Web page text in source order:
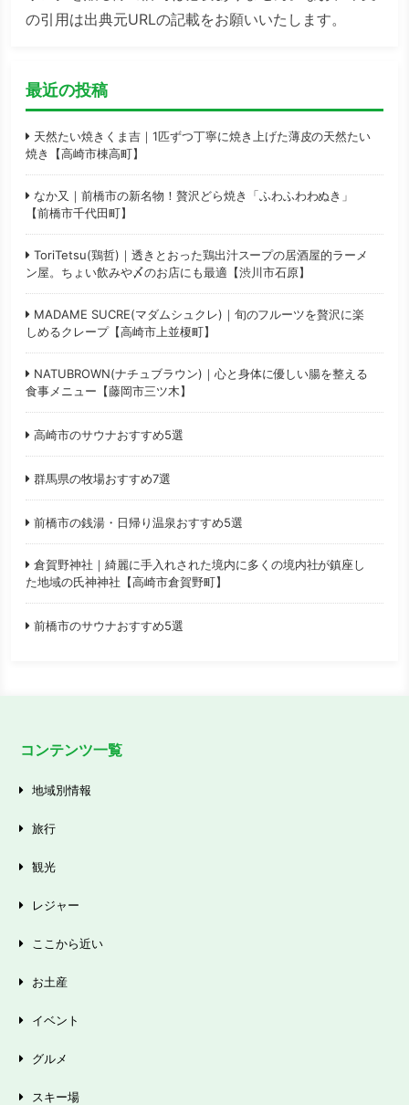
の引用は出典元URLの記載をお願いいたします。
最近の投稿
天然たい焼きくま吉｜1匹ずつ丁寧に焼き上げた薄皮の天然たい
焼き【高崎市棟高町】
なか又｜前橋市の新名物！贅沢どら焼き「ふわふわわぬき」
【前橋市千代田町】
ToriTetsu(鶏哲)｜透きとおった鶏出汁スープの居酒屋的ラーメ
ン屋。ちょい飲みや〆のお店にも最適【渋川市石原】
MADAME SUCRE(マダムシュクレ)｜旬のフルーツを贅沢に楽
しめるクレープ【高崎市上並榎町】
NATUBROWN(ナチュブラウン)｜心と身体に優しい腸を整える
食事メニュー【藤岡市三ツ木】
高崎市のサウナおすすめ5選
群馬県の牧場おすすめ7選
前橋市の銭湯・日帰り温泉おすすめ5選
倉賀野神社｜綺麗に手入れされた境内に多くの境内社が鎮座し
た地域の氏神神社【高崎市倉賀野町】
前橋市のサウナおすすめ5選
コンテンツ一覧
地域別情報
旅行
観光
レジャー
ここから近い
お土産
イベント
グルメ
スキー場